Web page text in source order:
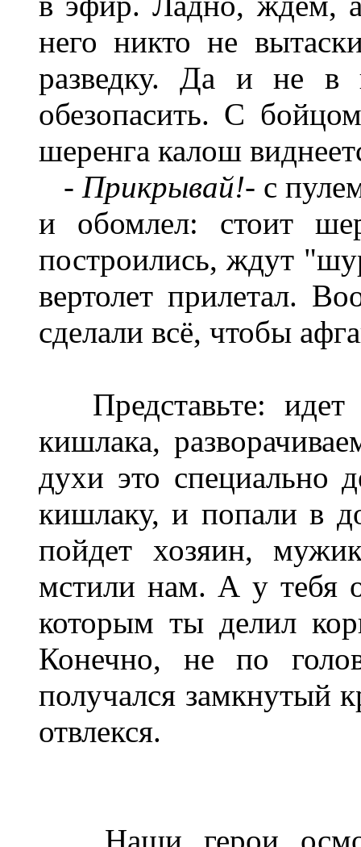
него никто не
разведку. Да и не в
обезопасить. С
шеренга калош
- Прикрывай!- с
и обомлел: стоит
построились, ждут
вертолет прилетал.
сделали всё, чтобы
Представьте: идет
кишлака,
духи это специально
кишлаку, и попали в
пойдет хозяин,
мстили нам. А у тебя
которым ты делил
Конечно, не по
получался замкнутый
отвлекся.